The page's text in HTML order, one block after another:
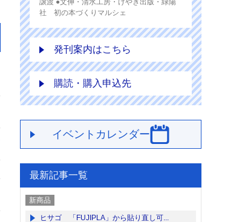
譲渡 ●文伸・清水工房・けやき出版・緑陽
社 初の本づくりマルシェ
発刊案内はこちら
購読・購入申込先
イベントカレンダー
最新記事一覧
新商品
ヒサゴ 「FUJIPLA」から貼り直し可...